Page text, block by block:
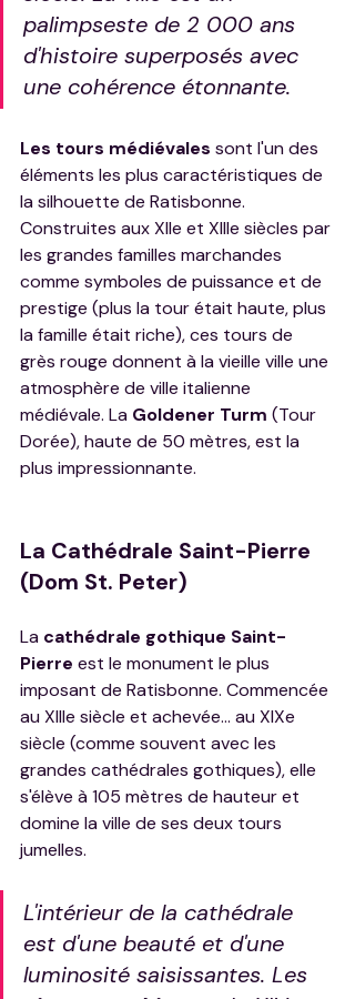
palimpseste de 2 000 ans
d'histoire superposés avec
une cohérence étonnante.
Les tours médiévales sont l'un des
éléments les plus caractéristiques de
la silhouette de Ratisbonne.
Construites aux XIIe et XIIIe siècles par
les grandes familles marchandes
comme symboles de puissance et de
prestige (plus la tour était haute, plus
la famille était riche), ces tours de
grès rouge donnent à la vieille ville une
atmosphère de ville italienne
médiévale. La Goldener Turm (Tour
Dorée), haute de 50 mètres, est la
plus impressionnante.
La Cathédrale Saint-Pierre
(Dom St. Peter)
La cathédrale gothique Saint-
Pierre est le monument le plus
imposant de Ratisbonne. Commencée
au XIIIe siècle et achevée... au XIXe
siècle (comme souvent avec les
grandes cathédrales gothiques), elle
s'élève à 105 mètres de hauteur et
domine la ville de ses deux tours
jumelles.
L'intérieur de la cathédrale
est d'une beauté et d'une
luminosité saisissantes. Les